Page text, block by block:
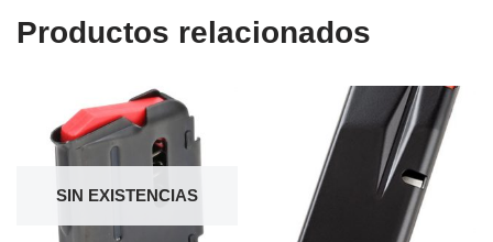
Productos relacionados
SIN EXISTENCIAS